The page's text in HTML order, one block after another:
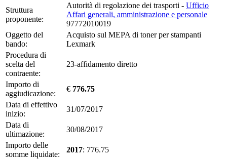
Struttura
proponente:
Autorità di regolazione dei trasporti - Ufficio
Affari generali, amministrazione e personale
97772010019
Oggetto del
bando:
Acquisto sul MEPA di toner per stampanti
Lexmark
Procedura di
scelta del
contraente:
23-affidamento diretto
Importo di
aggiudicazione:
€ 776.75
Data di effettivo
inizio:
31/07/2017
Data di
ultimazione:
30/08/2017
Importo delle
somme liquidate:
2017: 776.75